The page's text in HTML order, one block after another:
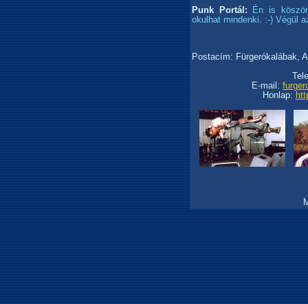
Punk Portál:
Én is
okulhat mindenki. :-) Végül
Postacím: Fürgerókalábak,
E-mail:
Honlap: